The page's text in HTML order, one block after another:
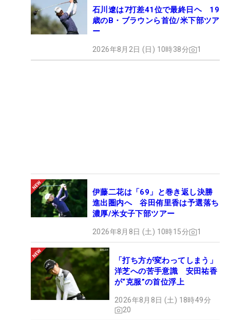
石川遼は7打差41位で最終日ヘ 19
歳のB・ブラウンら首位/米下部ツア
ー
2026年8月2日 (日) 10時38分 1
伊藤二花は「69」と巻き返し決勝
進出圏内へ 谷田侑里香は予選落ち
濃厚/米女子下部ツアー
2026年8月8日 (土) 10時15分 1
「打ち方が変わってしまう」
洋芝への苦手意識 安田祐香
が“克服”の首位浮上
2026年8月8日 (土) 18時49分
20